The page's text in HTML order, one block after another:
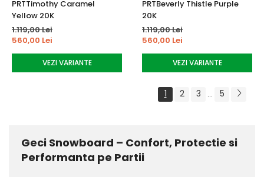
PRTTimothy Caramel
Yellow 20K
1.119,00 Lei
560,00 Lei
VEZI VARIANTE
PRTBeverly Thistle Purple
20K
1.119,00 Lei
560,00 Lei
VEZI VARIANTE
1 2 3 ... 5
Geci Snowboard – Confort, Protectie si
Performanta pe Partii